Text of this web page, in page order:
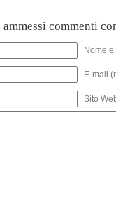
ammessi commenti
Nome
E-mail
Sito